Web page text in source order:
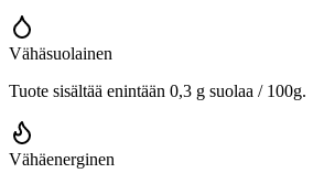
Vähäsuolainen
Tuote sisältää enintään 0,3 g suolaa / 100g.
Vähäenerginen